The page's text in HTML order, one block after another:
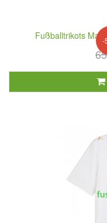
-
Fußballtrikots